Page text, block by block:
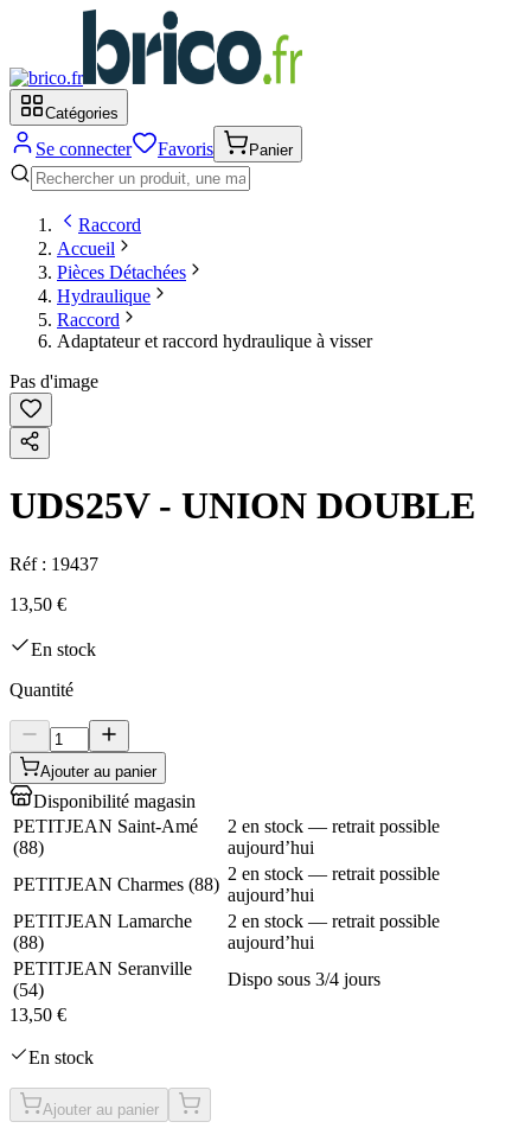
Catégories
Se connecter Favoris Panier
Raccord
Accueil
Pièces Détachées
Hydraulique
Raccord
Adaptateur et raccord hydraulique à visser
Pas d'image
UDS25V - UNION DOUBLE
Réf : 19437
13,50 €
En stock
Quantité
Ajouter au panier
Disponibilité magasin
PETITJEAN Saint-Amé
(88)
2 en stock — retrait possible
aujourd’hui
PETITJEAN Charmes (88)
2 en stock — retrait possible
aujourd’hui
PETITJEAN Lamarche
(88)
2 en stock — retrait possible
aujourd’hui
PETITJEAN Seranville
(54)
Dispo sous 3/4 jours
13,50 €
En stock
Ajouter au panier